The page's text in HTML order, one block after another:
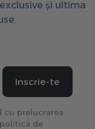
și ultima
Inscrie-te
cu prelucrarea
de